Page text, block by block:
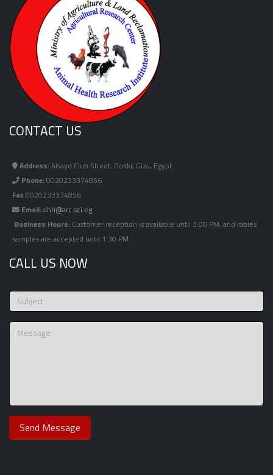
CONTACT US
Address:Alsayd Club Street, Dokki, Giza, Egypt
Phone:0020233374856
Fax0020233374856
Email:ahri@arc.sci.eg
Business Hours:Customer reception is available until 3:00 PM, and rabies
samples are accepted until 1:30 PM.
CALL US NOW